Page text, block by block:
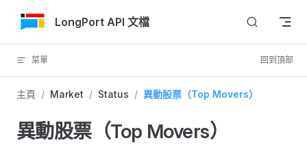
跳轉到內容LongPort API 文檔
菜單 回到頂部
主頁 / Market / Status / 異動股票（Top Movers）
異動股票（Top Movers）